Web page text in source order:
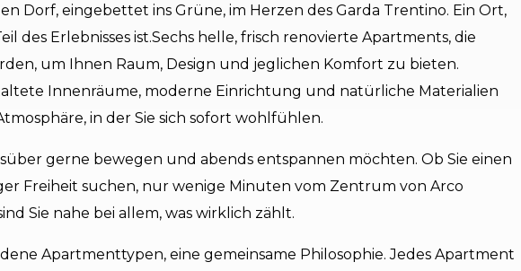
Dorf, eingebettet ins Grüne, im Herzen des Garda Trentino. Ein Ort,
des Erlebnisses ist.Sechs helle, frisch renovierte Apartments, die
um Ihnen Raum, Design und jeglichen Komfort zu bieten.
Innenräume, moderne Einrichtung und natürliche Materialien
in der Sie sich sofort wohlfühlen.
gerne bewegen und abends entspannen möchten. Ob Sie einen
Freiheit suchen, nur wenige Minuten vom Zentrum von Arco
Sie nahe bei allem, was wirklich zählt.
Apartmenttypen, eine gemeinsame Philosophie. Jedes Apartment